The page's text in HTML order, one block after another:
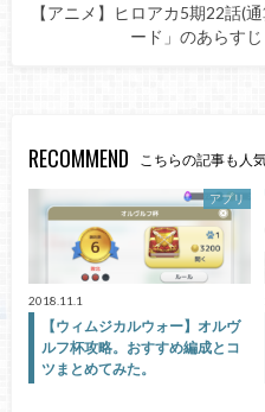
【アニメ】ヒロアカ5期22話(
ード」のあらす
RECOMMEND こちらの記事も人気
アプリ
2018.11.1
【ウィムジカルウォー】オルヴ
ルフ杯攻略。おすすめ編成とコ
ツまとめてみた。